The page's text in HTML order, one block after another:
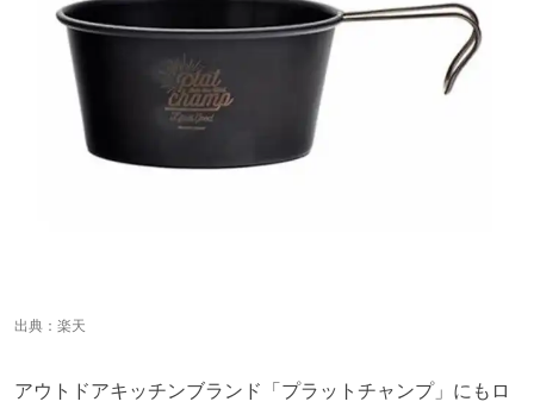
出典： 楽天
アウトドアキッチンブランド「プラットチャンプ」にもロ